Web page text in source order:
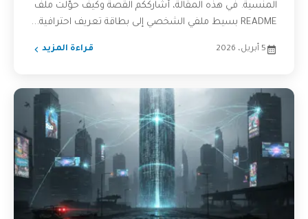
المنسية. في هذه المقالة، أشارككم القصة وكيف حوّلت ملف
README بسيط ملفي الشخصي إلى بطاقة تعريف احترافية...
5 أبريل، 2026 قراءة المزيد